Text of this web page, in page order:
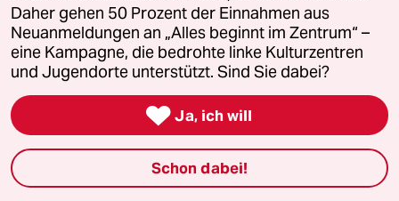
Die Seitenwende
Presse
Daher gehen 50 Prozent der Einnahmen aus
Neuanmeldungen an „Alles beginnt im Zentrum“ –
eine Kampagne, die bedrohte linke Kulturzentren
und Jugendorte unterstützt. Sind Sie dabei?
 Ja, ich will
Schon dabei!